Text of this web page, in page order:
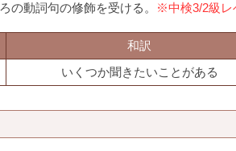
の動詞句の修飾を受ける。 ※中検3/2級レ
和訳
いくつか聞きたいことがある